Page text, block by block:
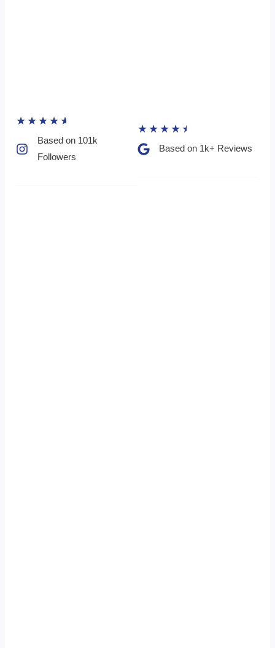
★ ★ ★ ★ ★
Based on 101k
Followers​
★ ★ ★ ★ ★
Based on 1k+ Reviews​